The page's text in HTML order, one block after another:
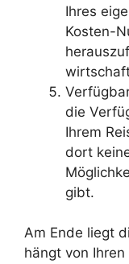
Ihres
Kosten-
die
Ihrem
dort
gibt.
Am Ende liegt
hängt von